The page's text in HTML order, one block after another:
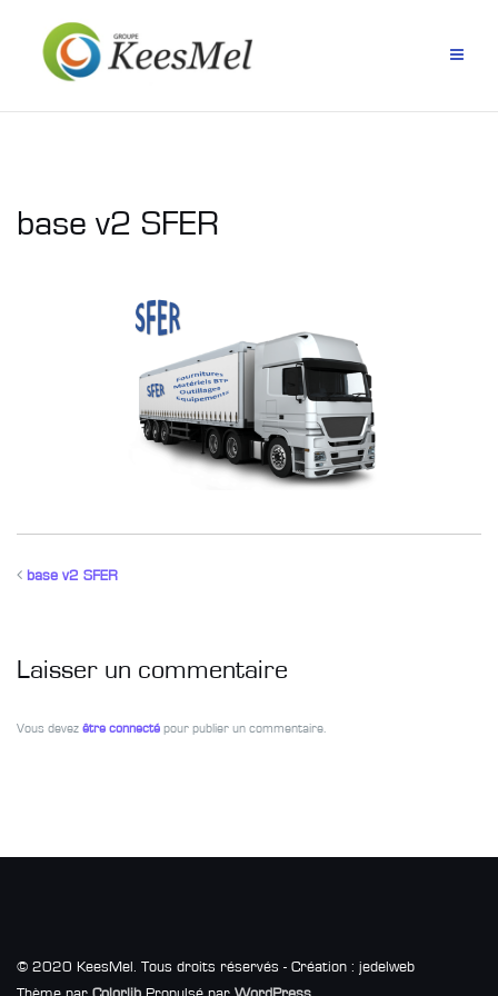
contenu
base v2 SFER
base v2 SFER
Laisser un commentaire
Vous devez être connecté pour publier un commentaire.
© 2020 KeesMel. Tous droits réservés - Création : jedelweb